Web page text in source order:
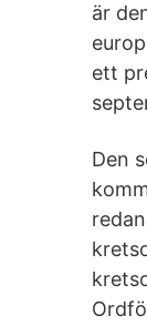
är
ett
Den